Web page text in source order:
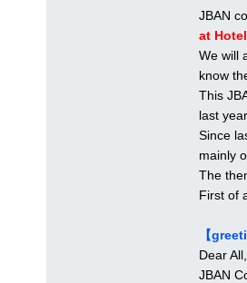
JBAN
at
We will
know
This
last
Since
mainly
The
First of
【
Dear All,
JBAN